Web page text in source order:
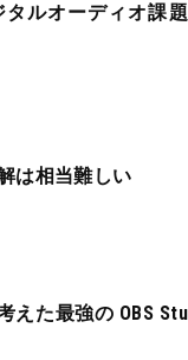
タルオーディオ課題
は相当難しい
えた最強の OBS Stu